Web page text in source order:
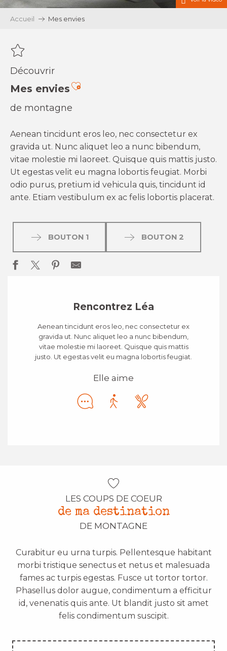
Accueil Mes envies
Découvrir
Mes enviesAjouter aux favoris
de montagne
Aenean tincidunt eros leo, nec consectetur ex
gravida ut. Nunc aliquet leo a nunc bibendum,
vitae molestie mi laoreet. Quisque quis mattis justo.
Ut egestas velit eu magna lobortis feugiat. Morbi
odio purus, pretium id vehicula quis, tincidunt id
ante. Etiam vestibulum ex ac felis lobortis placerat.
BOUTON 1 BOUTON 2
Rencontrez Léa
Aenean tincidunt eros leo, nec consectetur ex
gravida ut. Nunc aliquet leo a nunc bibendum,
vitae molestie mi laoreet. Quisque quis mattis
justo. Ut egestas velit eu magna lobortis feugiat.
Elle aime
LES COUPS DE COEUR
de ma destination
DE MONTAGNE
Curabitur eu urna turpis. Pellentesque habitant
morbi tristique senectus et netus et malesuada
fames ac turpis egestas. Fusce ut tortor tortor.
Phasellus dolor augue, condimentum a efficitur
id, venenatis quis ante. Ut blandit justo sit amet
felis condimentum suscipit.